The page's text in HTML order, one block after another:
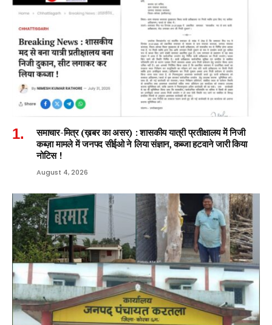
समाचार-मित्र (ख़बर का असर) : शासकीय यात्री प्रतीक्षालय में निजी
कब्ज़ा मामले में जनपद सीईओ ने लिया संज्ञान, कब्जा हटवाने जारी किया
नोटिस !
August 4, 2026